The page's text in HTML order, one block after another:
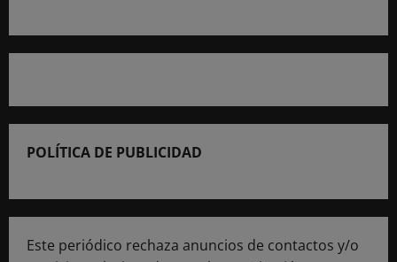
POLÍTICA DE PUBLICIDAD
Este periódico rechaza anuncios de contactos y/o